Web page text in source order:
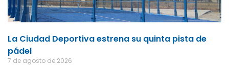
La Ciudad Deportiva estrena su quinta pista de
pádel
7 de agosto de 2026